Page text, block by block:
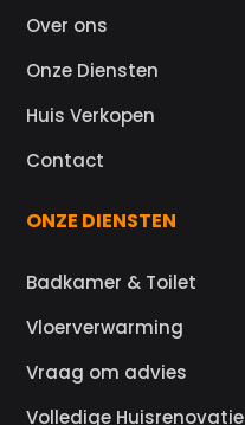
Over ons
Onze Diensten
Huis Verkopen
Contact
ONZE DIENSTEN
Badkamer & Toilet
Vloerverwarming
Vraag om advies
Volledige